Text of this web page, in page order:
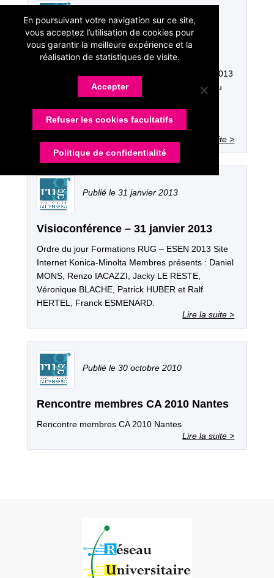
Visioconférence – 20 mars 2013
Ordre du jour Journée RISO Salon Graphitec 2013
Site Internet et E‐RUG Poste secrétaire – vie du
20 mars 2013
Visioconférence – 31 janvier 2013
Ordre du jour Formations RUG – ESEN 2013 Site
Internet Konica‐Minolta Membres présents : Daniel
MONS, Renzo IACAZZI, Jacky LE RESTE,
Véronique BLACHE, Patrick HUBER et Ralf
HERTEL, Franck ESMENARD.
31 janvier 2013
Rencontre membres CA 2010 Nantes
Rencontre membres CA 2010 Nantes
30 octobre 2010
En poursuivant votre navigation sur ce site,
vous acceptez l’utilisation de cookies pour
vous garantir la meilleure expérience et la
réalisation de statistiques de visite.
Accepter
Refuser les cookies facultatifs
Politique de confidentialité